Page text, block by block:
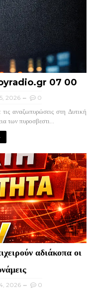
07 00
2026 0
αναζωπυρώσεις στη Δυτική
των πυροσβεστι...
αδιάκοπα οι
2026 0